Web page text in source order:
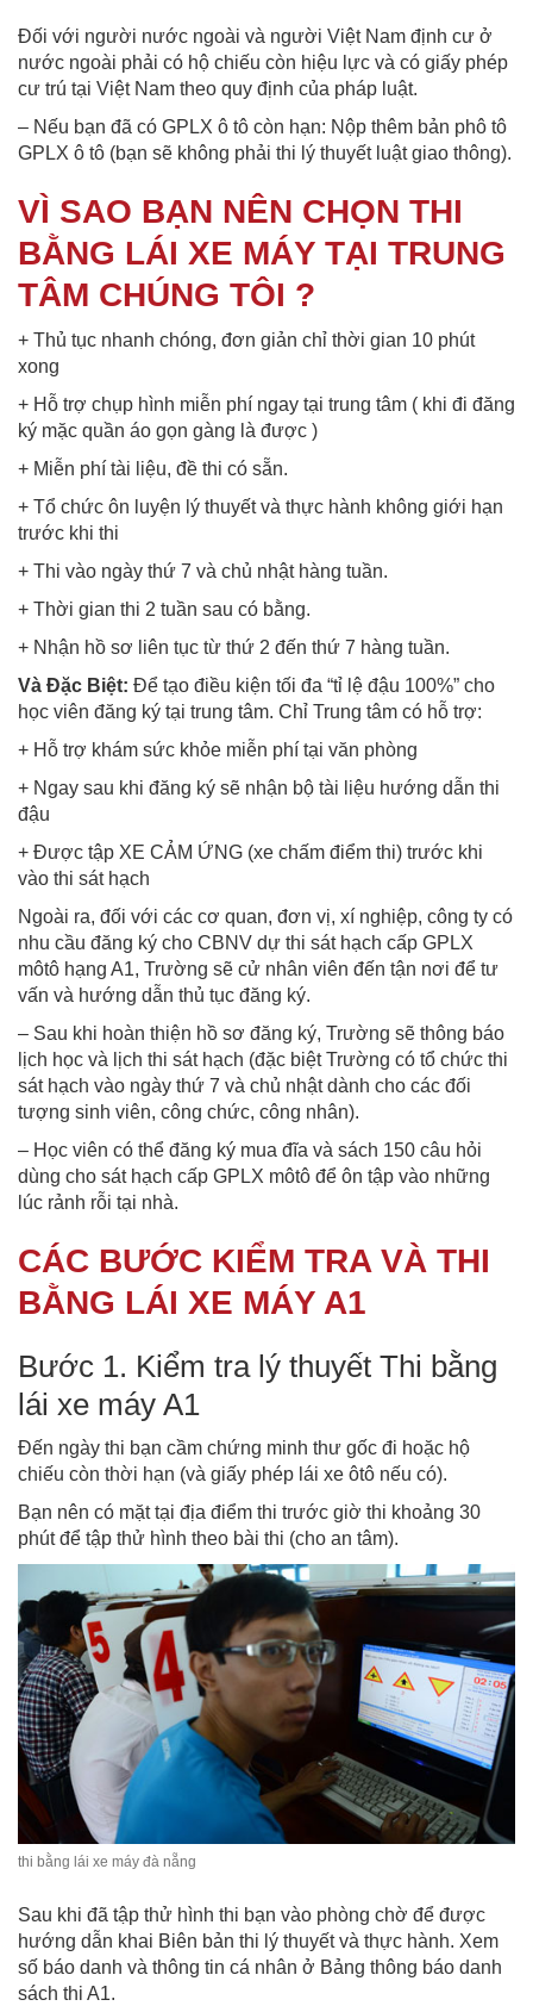
Đối với người nước ngoài và người Việt Nam định cư ở
nước ngoài phải có hộ chiếu còn hiệu lực và có giấy phép
cư trú tại Việt Nam theo quy định của pháp luật.
– Nếu bạn đã có GPLX ô tô còn hạn: Nộp thêm bản phô tô
GPLX ô tô (bạn sẽ không phải thi lý thuyết luật giao thông).
VÌ SAO BẠN NÊN CHỌN THI
BẰNG LÁI XE MÁY TẠI TRUNG
TÂM CHÚNG TÔI ?
+ Thủ tục nhanh chóng, đơn giản chỉ thời gian 10 phút
xong
+ Hỗ trợ chụp hình miễn phí ngay tại trung tâm ( khi đi đăng
ký mặc quần áo gọn gàng là được )
+ Miễn phí tài liệu, đề thi có sẵn.
+ Tổ chức ôn luyện lý thuyết và thực hành không giới hạn
trước khi thi
+ Thi vào ngày thứ 7 và chủ nhật hàng tuần.
+ Thời gian thi 2 tuần sau có bằng.
+ Nhận hồ sơ liên tục từ thứ 2 đến thứ 7 hàng tuần.
Và Đặc Biệt: Để tạo điều kiện tối đa “tỉ lệ đậu 100%” cho
học viên đăng ký tại trung tâm. Chỉ Trung tâm có hỗ trợ:
+ Hỗ trợ khám sức khỏe miễn phí tại văn phòng
+ Ngay sau khi đăng ký sẽ nhận bộ tài liệu hướng dẫn thi
đậu
+ Được tập XE CẢM ỨNG (xe chấm điểm thi) trước khi
vào thi sát hạch
Ngoài ra, đối với các cơ quan, đơn vị, xí nghiệp, công ty có
nhu cầu đăng ký cho CBNV dự thi sát hạch cấp GPLX
môtô hạng A1, Trường sẽ cử nhân viên đến tận nơi để tư
vấn và hướng dẫn thủ tục đăng ký.
– Sau khi hoàn thiện hồ sơ đăng ký, Trường sẽ thông báo
lịch học và lịch thi sát hạch (đặc biệt Trường có tổ chức thi
sát hạch vào ngày thứ 7 và chủ nhật dành cho các đối
tượng sinh viên, công chức, công nhân).
– Học viên có thể đăng ký mua đĩa và sách 150 câu hỏi
dùng cho sát hạch cấp GPLX môtô để ôn tập vào những
lúc rảnh rỗi tại nhà.
CÁC BƯỚC KIỂM TRA VÀ THI
BẰNG LÁI XE MÁY A1
Bước 1. Kiểm tra lý thuyết Thi bằng
lái xe máy A1
Đến ngày thi bạn cầm chứng minh thư gốc đi hoặc hộ
chiếu còn thời hạn (và giấy phép lái xe ôtô nếu có).
Bạn nên có mặt tại địa điểm thi trước giờ thi khoảng 30
phút để tập thử hình theo bài thi (cho an tâm).
thi bằng lái xe máy đà nẵng
Sau khi đã tập thử hình thi bạn vào phòng chờ để được
hướng dẫn khai Biên bản thi lý thuyết và thực hành. Xem
số báo danh và thông tin cá nhân ở Bảng thông báo danh
sách thi A1.